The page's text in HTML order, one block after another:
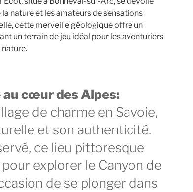
nature et les amateurs de sensations
cette merveille géologique offre un
un terrain de jeu idéal pour les aventuriers
nature.
cœur des Alpes:
de charme en Savoie,
et son authenticité.
ce lieu pittoresque
explorer le Canyon de
de se plonger dans